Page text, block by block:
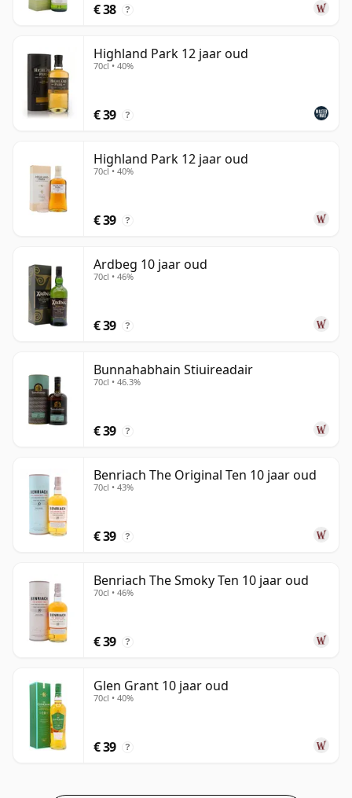
€ 38 ?
Highland Park 12 jaar oud
70cl • 40%
€ 39 ?
Highland Park 12 jaar oud
70cl • 40%
€ 39 ?
Ardbeg 10 jaar oud
70cl • 46%
€ 39 ?
Bunnahabhain Stiuireadair
70cl • 46.3%
€ 39 ?
Benriach The Original Ten 10 jaar oud
70cl • 43%
€ 39 ?
Benriach The Smoky Ten 10 jaar oud
70cl • 46%
€ 39 ?
Glen Grant 10 jaar oud
70cl • 40%
€ 39 ?